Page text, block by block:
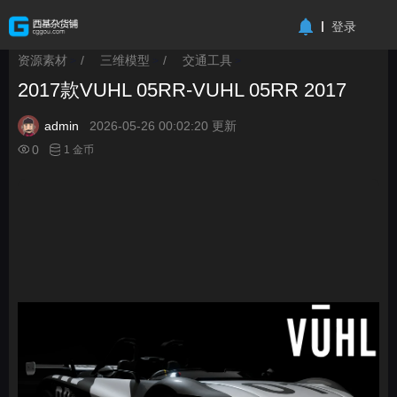
登录
资源素材 / 三维模型 / 交通工具
2017款VUHL 05RR-VUHL 05RR 2017
admin
2026-05-26 00:02:20 更新
0
1 金币